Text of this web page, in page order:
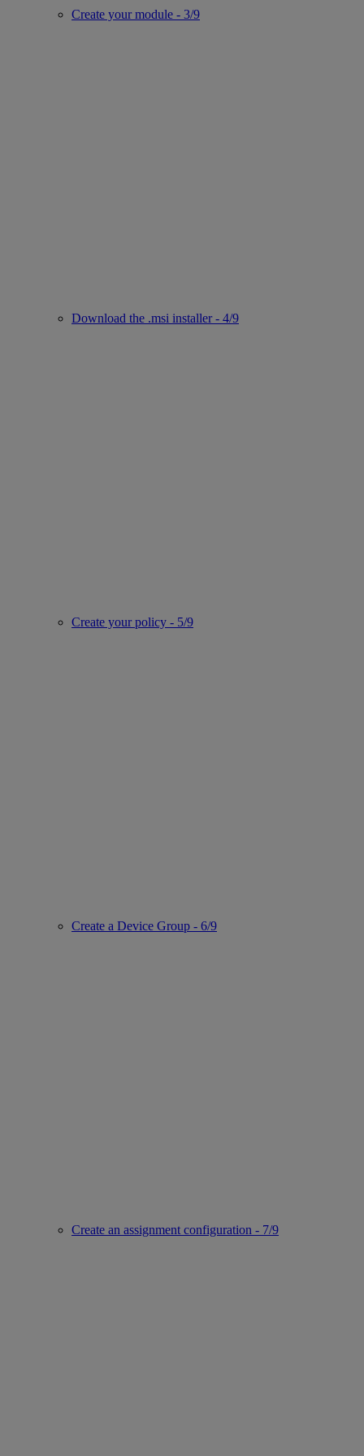
Create your module - 3/9
Download the .msi installer - 4/9
Create your policy - 5/9
Create a Device Group - 6/9
Create an assignment configuration - 7/9